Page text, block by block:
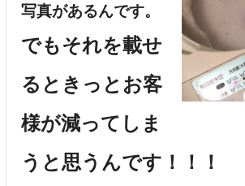
写真があるんです。
でもそれを載せ
るときっとお客
様が減ってしま
うと思うんです！！！